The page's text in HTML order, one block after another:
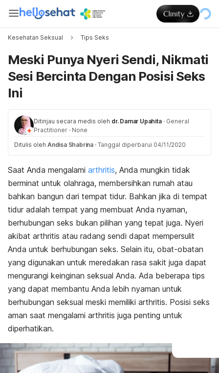
Kesehatan Seksual Tips Seks
Meski Punya Nyeri Sendi, Nikmati
Sesi Bercinta Dengan Posisi Seks
Ini
Ditinjau secara medis oleh dr. Damar Upahita · General
Practitioner · None
Ditulis oleh Andisa Shabrina · Tanggal diperbarui 04/11/2020
Saat Anda mengalami arthritis, Anda mungkin tidak
berminat untuk olahraga, membersihkan rumah atau
bahkan bangun dari tempat tidur. Bahkan jika di tempat
tidur adalah tempat yang membuat Anda nyaman,
berhubungan seks bukan pilihan yang tepat juga. Nyeri
akibat arthritis atau radang sendi dapat mempersulit
Anda untuk berhubungan seks. Selain itu, obat-obatan
yang digunakan untuk meredakan rasa sakit juga dapat
mengurangi keinginan seksual Anda. Ada beberapa tips
yang dapat membantu Anda lebih nyaman untuk
berhubungan seksual meski memiliki arthritis. Posisi seks
aman saat mengalami arthritis juga penting untuk
diperhatikan.